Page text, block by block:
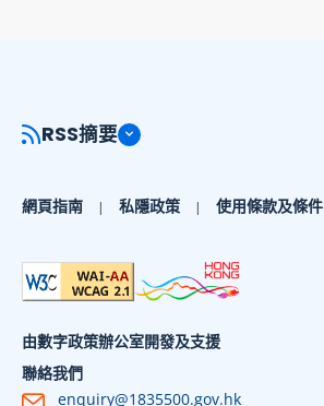
RSS摘要
網頁指南 私隱政策 使用條款及條件
由數字政策辦公室開發及支援
聯絡我們
enquiry@1835500.gov.hk